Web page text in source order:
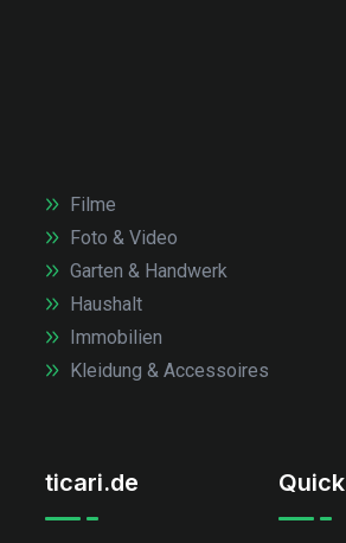
Filme
Foto & Video
Garten & Handwerk
Haushalt
Immobilien
Kleidung & Accessoires
ticari.de